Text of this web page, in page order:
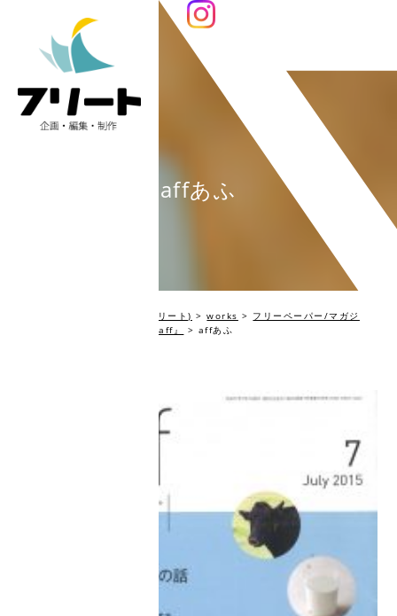
affあふ
編集プロダクション Fleet(フリート) >works > フリーペーパー/マガジ
農林水産省『aff』 > affあふ